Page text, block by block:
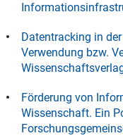
Datentracking in
Verwendung bzw.
Förderung von
Wissenschaft. Ein